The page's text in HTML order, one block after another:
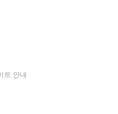
트 안내